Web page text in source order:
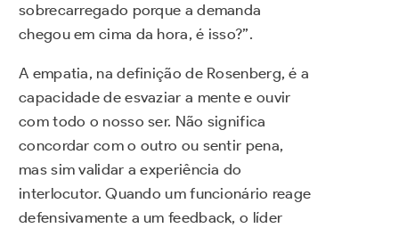
sobrecarregado porque a demanda
chegou em cima da hora, é isso?”.
A empatia, na definição de Rosenberg, é a
capacidade de esvaziar a mente e ouvir
com todo o nosso ser. Não significa
concordar com o outro ou sentir pena,
mas sim validar a experiência do
interlocutor. Quando um funcionário reage
defensivamente a um feedback, o líder